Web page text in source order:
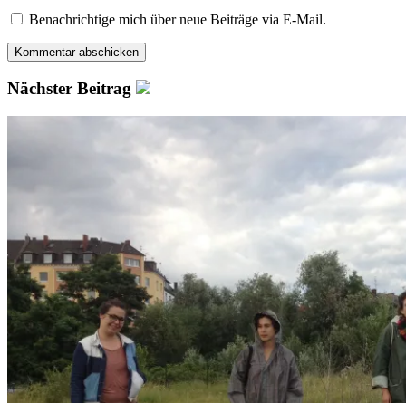
Benachrichtige mich über neue Beiträge via E-Mail.
Nächster Beitrag